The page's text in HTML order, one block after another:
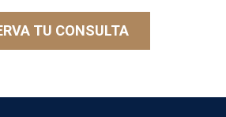
TU CONSULTA